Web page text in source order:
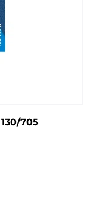
705